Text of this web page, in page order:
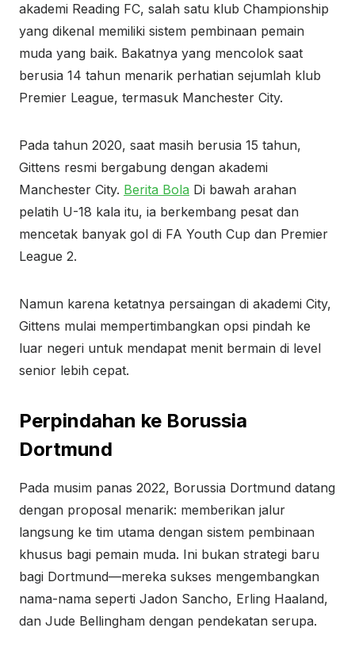
akademi Reading FC, salah satu klub Championship
yang dikenal memiliki sistem pembinaan pemain
muda yang baik. Bakatnya yang mencolok saat
berusia 14 tahun menarik perhatian sejumlah klub
Premier League, termasuk Manchester City.
Pada tahun 2020, saat masih berusia 15 tahun,
Gittens resmi bergabung dengan akademi
Manchester City. Berita Bola Di bawah arahan
pelatih U-18 kala itu, ia berkembang pesat dan
mencetak banyak gol di FA Youth Cup dan Premier
League 2.
Namun karena ketatnya persaingan di akademi City,
Gittens mulai mempertimbangkan opsi pindah ke
luar negeri untuk mendapat menit bermain di level
senior lebih cepat.
Perpindahan ke Borussia
Dortmund
Pada musim panas 2022, Borussia Dortmund datang
dengan proposal menarik: memberikan jalur
langsung ke tim utama dengan sistem pembinaan
khusus bagi pemain muda. Ini bukan strategi baru
bagi Dortmund—mereka sukses mengembangkan
nama-nama seperti Jadon Sancho, Erling Haaland,
dan Jude Bellingham dengan pendekatan serupa.